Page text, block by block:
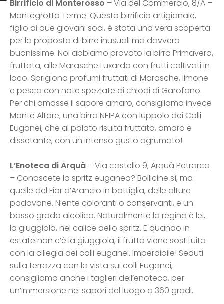
Birrificio di Monterosso – Via del Commercio, 8/A –
Montegrotto Terme. Questo birrificio artigianale,
figlio di due giovani soci, è stata una vera scoperta
per la proposta di birre inusuali ma davvero
buonissime. Noi abbiamo provato la birra Primavera,
fruttata, alle Marasche Luxardo con frutti coltivati in
loco. Sprigiona profumi fruttati di Marasche, limone
e pesca con note speziate di chiodi di Garofano.
Per chi amasse il sapore amaro, consigliamo invece
Monte Altore, una birra NEIPA con luppolo dei Colli
Euganei, che al palato risulta fruttato, amaro e
dissetante, con un intenso gusto agrumato!
L’Enoteca di Arquà – Via castello 9, Arquà Petrarca
– Conoscete lo spritz euganeo? Bollicine sì, ma
quelle del Fior d’Arancio in bottiglia, delle alture
padovane. Niente coloranti o conservanti, e un
basso grado alcolico. Naturalmente la regina è lei,
la giuggiola, nel calice dello spritz. E quando in
estate non c’è la giuggiola, il frutto viene sostituito
con la ciliegia dei colli euganei. Imperdibile! Seduti
sulla terrazza con la vista sui colli Euganei,
consigliamo anche i taglieri dell’enoteca, per
un’immersione nei sapori del luogo a 360 gradi.